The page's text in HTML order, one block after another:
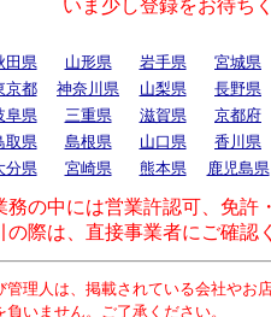
田県 山形県 岩手県 宮城県
京都 神奈川県 山梨県 長野県
阜県 三重県 滋賀県 京都府
取県 島根県 山口県 香川県
分県 宮崎県 熊本県 鹿児島県